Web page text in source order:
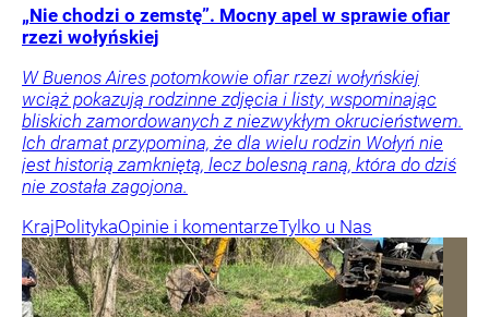
„Nie chodzi o zemstę”. Mocny apel w sprawie ofiar
rzezi wołyńskiej
W Buenos Aires potomkowie ofiar rzezi wołyńskiej
wciąż pokazują rodzinne zdjęcia i listy, wspominając
bliskich zamordowanych z niezwykłym okrucieństwem.
Ich dramat przypomina, że dla wielu rodzin Wołyń nie
jest historią zamkniętą, lecz bolesną raną, która do dziś
nie została zagojona.
KrajPolitykaOpinie i komentarzeTylko u Nas